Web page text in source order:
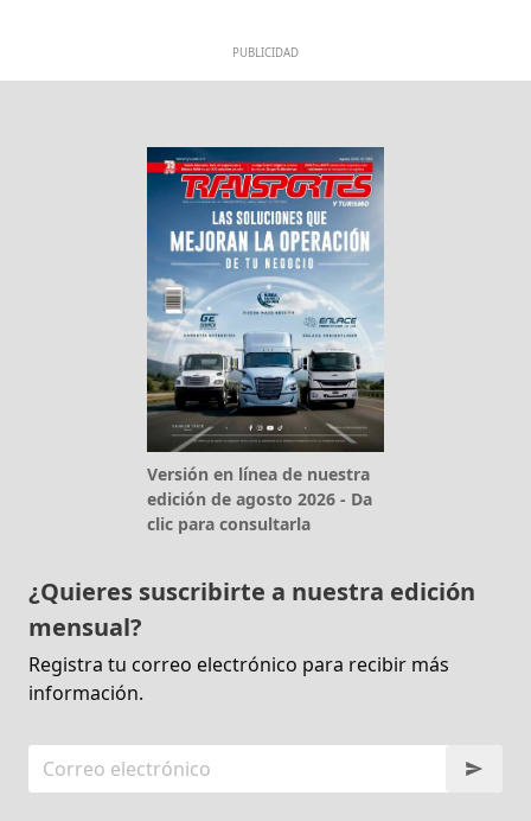
PUBLICIDAD
Versión en línea de nuestra
edición de agosto 2026 - Da
clic para consultarla
¿Quieres suscribirte a nuestra edición
mensual?
Registra tu correo electrónico para recibir más
información.